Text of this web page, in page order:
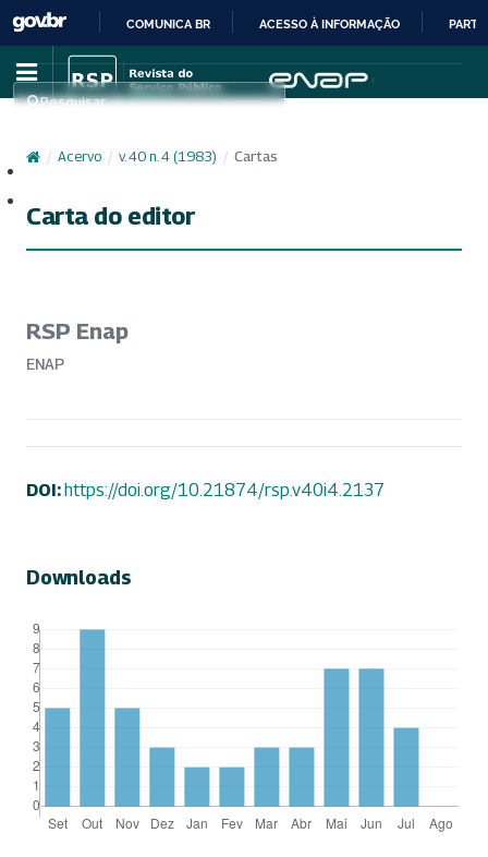
IR
PARA
CONTEÚDO
COMUNICA BR ACESSO À INFORMAÇÃO
Pesquisar
/ Acervo / v. 40 n. 4 (1983) / Cartas
Carta do editor
RSP Enap
ENAP
DOI:https://doi.org/10.21874/rsp.v40i4.2137
Downloads